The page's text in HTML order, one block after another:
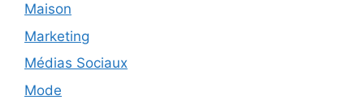
Maison
Marketing
Médias Sociaux
Mode